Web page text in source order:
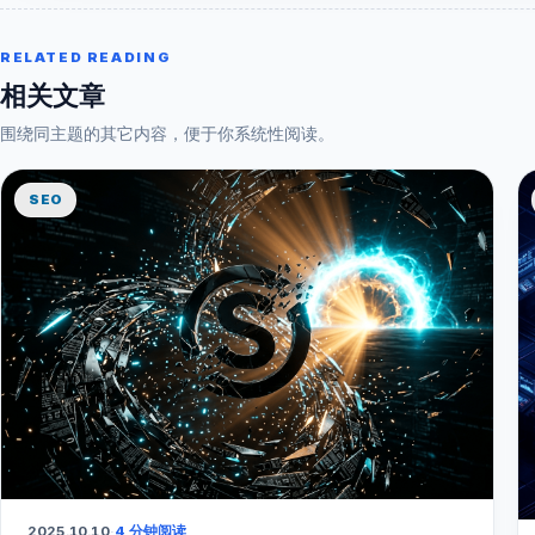
RELATED READING
相关文章
围绕同主题的其它内容，便于你系统性阅读。
SEO